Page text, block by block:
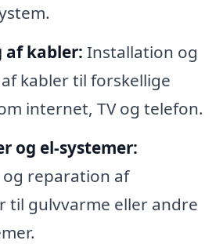
af kabler: Installation og
kabler til forskellige
internet, TV og telefon.
og el-systemer:
reparation af
til gulvvarme eller andre